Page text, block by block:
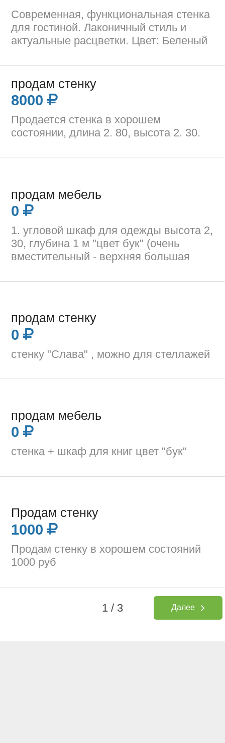
Современная, функциональная стенка
для гостиной. Лаконичный стиль и
актуальные расцветки. Цвет: Беленый
продам стенку
8000
Продается стенка в хорошем
состоянии, длина 2. 80, высота 2. 30.
продам мебель
0
1. угловой шкаф для одежды высота 2,
30, глубина 1 м "цвет бук" (очень
вместительный - верхняя большая
продам стенку
0
стенку "Слава" , можно для стеллажей
продам мебель
0
стенка + шкаф для книг цвет "бук"
Продам стенку
1000
Продам стенку в хорошем состояний
1000 руб
1 / 3 Далее